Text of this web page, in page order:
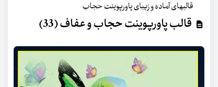
قالبهای آماده و زیبای پاورپوینت حجاب
قالب پاورپوینت حجاب و عفاف (33)